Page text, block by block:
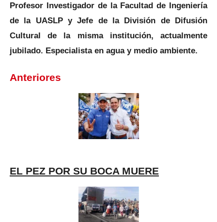
Profesor Investigador de la Facultad de Ingeniería
de la UASLP y Jefe de la División de Difusión
Cultural de la misma institución, actualmente
jubilado. Especialista en agua y medio ambiente.
Anteriores
EL PEZ POR SU BOCA MUERE